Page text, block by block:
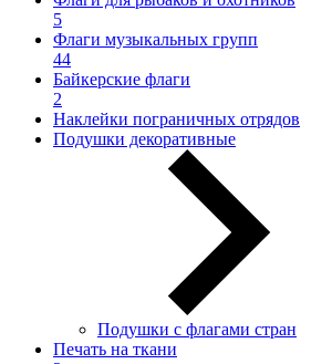
5
Флаги музыкальных групп
44
Байкерские флаги
2
Наклейки пограничных отрядов
Подушки декоративные
Подушки с флагами стран
Печать на ткани